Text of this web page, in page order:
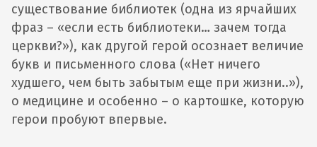
существование библиотек (одна из ярчайших
фраз – «если есть библиотеки… зачем тогда
церкви?»), как другой герой осознает величие
букв и письменного слова («Нет ничего
худшего, чем быть забытым еще при жизни..»),
о медицине и особенно – о картошке, которую
герои пробуют впервые.